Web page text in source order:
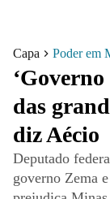
Capa Poder em
das
diz Aécio
Deputado
governo Zema